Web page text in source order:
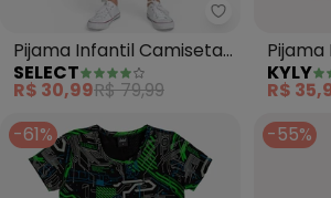
Select -
Pijama Infantil Camiseta
e Bermuda (Azul)
SELECT
R$ 30,99R$ 79,99
KYLY
R$
-61%
-55%